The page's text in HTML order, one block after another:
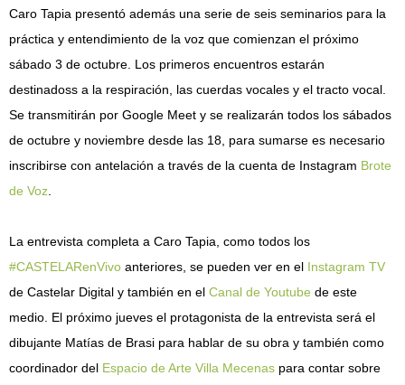
Caro Tapia presentó además una serie de seis seminarios para la
práctica y entendimiento de la voz que comienzan el próximo
sábado 3 de octubre. Los primeros encuentros estarán
destinadoss a la respiración, las cuerdas vocales y el tracto vocal.
Se transmitirán por Google Meet y se realizarán todos los sábados
de octubre y noviembre desde las 18, para sumarse es necesario
inscribirse con antelación a través de la cuenta de Instagram Brote
de Voz
La entrevista completa a Caro Tapia, como todos los
#CASTELARenVivo anteriores, se pueden ver en el Instagram TV
de Castelar Digital y también en el Canal de Youtube de este
medio. El próximo jueves el protagonista de la entrevista será el
dibujante Matías de Brasi para hablar de su obra y también como
coordinador del Espacio de Arte Villa Mecenas para contar sobre